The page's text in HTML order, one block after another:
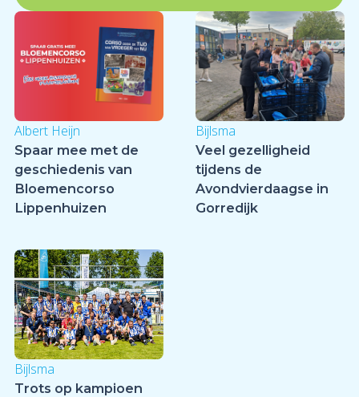
Albert Heijn
Spaar mee met de
geschiedenis van
Bloemencorso
Lippenhuizen
Bijlsma
Veel gezelligheid
tijdens de
Avondvierdaagse in
Gorredijk
Bijlsma
Trots op kampioen